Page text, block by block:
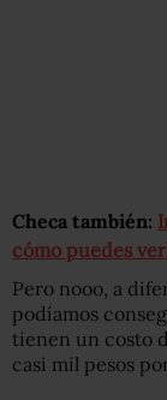
Checa también:
cómo puedes
Pero nooo, a
podíamos
tienen un costo
casi mil pesos